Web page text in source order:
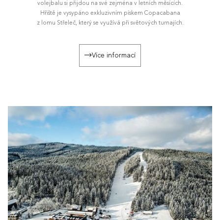
volejbalu si přijdou na své zejména v letních měsících.
Hřiště je vysypáno exkluzivním pískem Copacabana
z lomu Střeleč, který se využívá při světových turnajích.
Více informací